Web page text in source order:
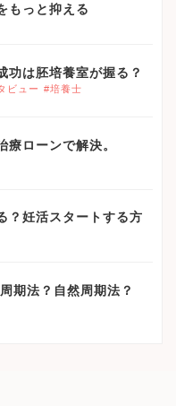
もっと抑える
功は胚培養室が握る？
ビュー #培養士
療ローンで解決。
？妊活スタートする方
期法？自然周期法？